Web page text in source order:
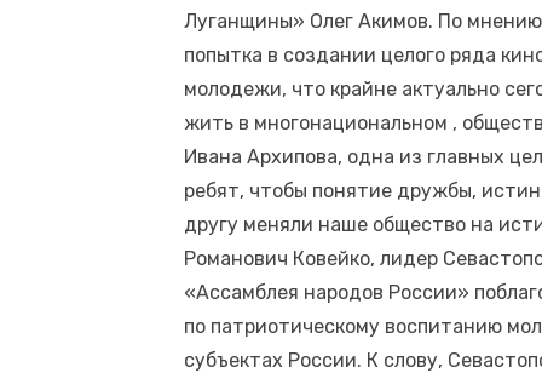
Луганщины» Олег Акимов. По
попытка в создании целого ряда
молодежи, что крайне актуально
жить в многонациональном ,
Ивана Архипова, одна из главных
ребят, чтобы понятие дружбы,
другу меняли наше общество на
Романович Ковейко, лидер
«Ассамблея народов России»
по патриотическому воспитанию
субъектах России. К слову,